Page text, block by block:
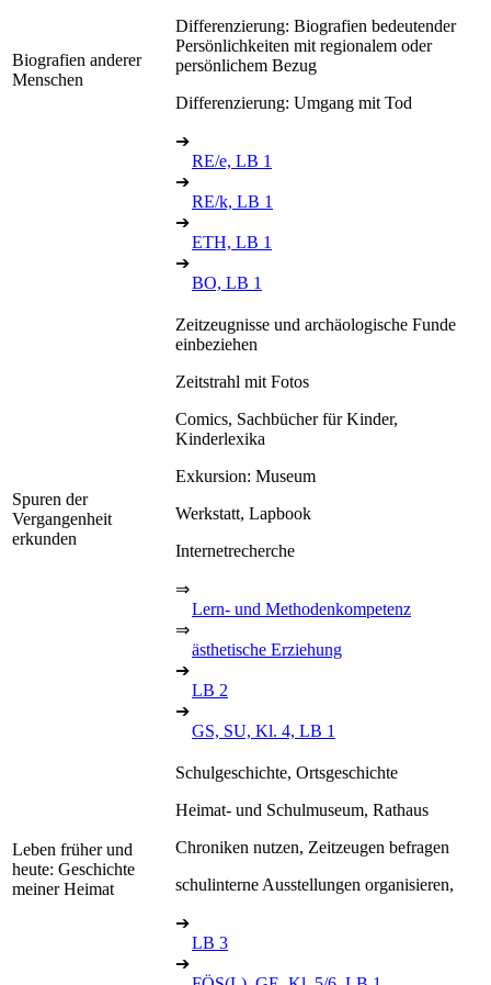
Biografien anderer
Menschen
Differenzierung: Biografien bedeutender
Persönlichkeiten mit regionalem oder
persönlichem Bezug
Differenzierung: Umgang mit Tod
➔
RE/e, LB 1
➔
RE/k, LB 1
➔
ETH, LB 1
➔
BO, LB 1
Spuren der
Vergangenheit
erkunden
Zeitzeugnisse und archäologische Funde
einbeziehen
Zeitstrahl mit Fotos
Comics, Sachbücher für Kinder,
Kinderlexika
Exkursion: Museum
Werkstatt, Lapbook
Internetrecherche
⇒
Lern- und Methodenkompetenz
⇒
ästhetische Erziehung
➔
LB 2
➔
GS, SU, Kl. 4, LB 1
Leben früher und
heute: Geschichte
meiner Heimat
Schulgeschichte, Ortsgeschichte
Heimat- und Schulmuseum, Rathaus
Chroniken nutzen, Zeitzeugen befragen
schulinterne Ausstellungen organisieren,
➔
LB 3
➔